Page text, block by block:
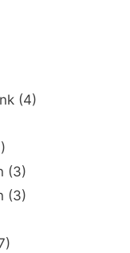
(4)
(3)
(3)